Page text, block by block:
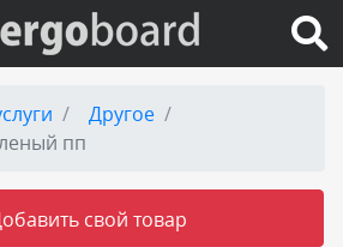
Другое
пп
свой товар